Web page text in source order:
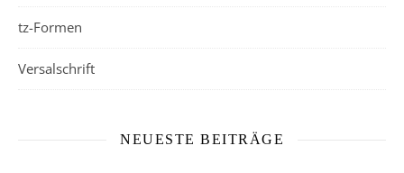
tz-Formen
Versalschrift
NEUESTE BEITRÄGE